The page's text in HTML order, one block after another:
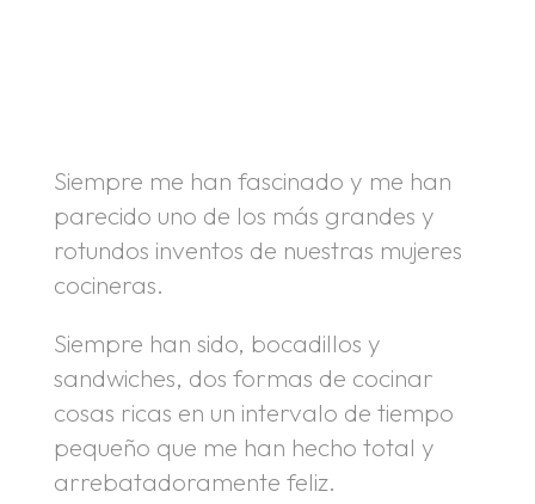
Siempre me han fascinado y me han
parecido uno de los más grandes y
rotundos inventos de nuestras mujeres
cocineras.
Siempre han sido, bocadillos y
sandwiches, dos formas de cocinar
cosas ricas en un intervalo de tiempo
pequeño que me han hecho total y
arrebatadoramente feliz.